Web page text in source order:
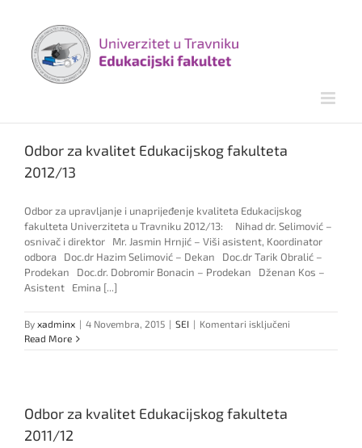
content
Odbor za kvalitet Edukacijskog fakulteta
2012/13
Odbor za upravljanje i unaprijeđenje kvaliteta Edukacijskog
fakulteta Univerziteta u Travniku 2012/13: Nihad dr. Selimović –
osnivač i direktor Mr. Jasmin Hrnjić – Viši asistent, Koordinator
odbora Doc.dr Hazim Selimović – Dekan Doc.dr Tarik Obralić –
Prodekan Doc.dr. Dobromir Bonacin – Prodekan Dženan Kos –
Asistent Emina [...]
By xadminx | 4 Novembra, 2015 | SEI | Komentari isključeni
za
Read More
Odbor za kvalitet Edukacijskog fakulteta
2011/12